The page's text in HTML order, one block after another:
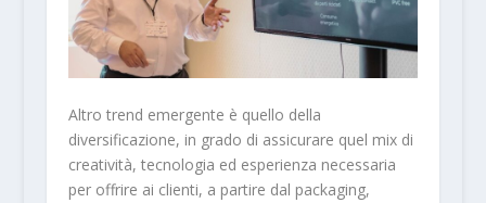
Altro trend emergente è quello della
diversificazione, in grado di assicurare quel mix di
creatività, tecnologia ed esperienza necessaria
per offrire ai clienti, a partire dal packaging,